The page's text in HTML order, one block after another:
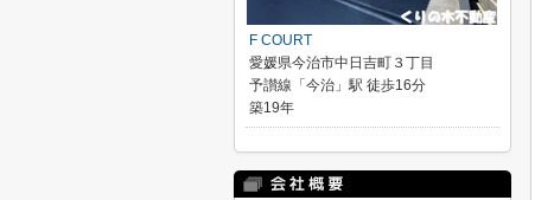
F COURT
愛媛県今治市中日吉町３丁目
予讃線「今治」駅 徒歩16分
築19年